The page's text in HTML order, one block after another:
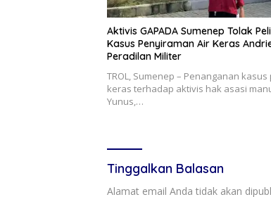
Aktivis GAPADA Sumenep Tolak
Kasus Penyiraman Air Keras
Peradilan Militer
TROL, Sumenep – Penanganan
keras terhadap aktivis hak asasi
Yunus,…
Tinggalkan Balasan
Alamat email Anda tidak akan